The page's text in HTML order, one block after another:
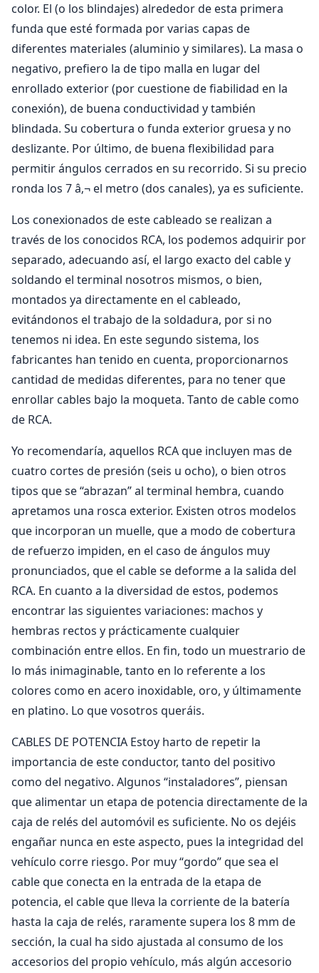
color. El (o los blindajes) alrededor de esta primera
funda que esté formada por varias capas de
diferentes materiales (aluminio y similares). La masa o
negativo, prefiero la de tipo malla en lugar del
enrollado exterior (por cuestione de fiabilidad en la
conexión), de buena conductividad y también
blindada. Su cobertura o funda exterior gruesa y no
deslizante. Por último, de buena flexibilidad para
permitir ángulos cerrados en su recorrido. Si su precio
ronda los 7 â‚¬ el metro (dos canales), ya es suficiente.
Los conexionados de este cableado se realizan a
través de los conocidos RCA, los podemos adquirir por
separado, adecuando así, el largo exacto del cable y
soldando el terminal nosotros mismos, o bien,
montados ya directamente en el cableado,
evitándonos el trabajo de la soldadura, por si no
tenemos ni idea. En este segundo sistema, los
fabricantes han tenido en cuenta, proporcionarnos
cantidad de medidas diferentes, para no tener que
enrollar cables bajo la moqueta. Tanto de cable como
de RCA.
Yo recomendaría, aquellos RCA que incluyen mas de
cuatro cortes de presión (seis u ocho), o bien otros
tipos que se “abrazan” al terminal hembra, cuando
apretamos una rosca exterior. Existen otros modelos
que incorporan un muelle, que a modo de cobertura
de refuerzo impiden, en el caso de ángulos muy
pronunciados, que el cable se deforme a la salida del
RCA. En cuanto a la diversidad de estos, podemos
encontrar las siguientes variaciones: machos y
hembras rectos y prácticamente cualquier
combinación entre ellos. En fin, todo un muestrario de
lo más inimaginable, tanto en lo referente a los
colores como en acero inoxidable, oro, y últimamente
en platino. Lo que vosotros queráis.
CABLES DE POTENCIA Estoy harto de repetir la
importancia de este conductor, tanto del positivo
como del negativo. Algunos “instaladores”, piensan
que alimentar un etapa de potencia directamente de la
caja de relés del automóvil es suficiente. No os dejéis
engañar nunca en este aspecto, pues la integridad del
vehículo corre riesgo. Por muy “gordo” que sea el
cable que conecta en la entrada de la etapa de
potencia, el cable que lleva la corriente de la batería
hasta la caja de relés, raramente supera los 8 mm de
sección, la cual ha sido ajustada al consumo de los
accesorios del propio vehículo, más algún accesorio